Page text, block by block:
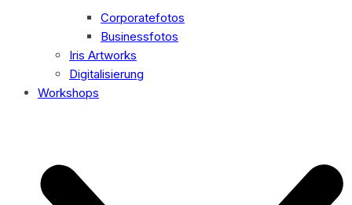
Corporatefotos
Businessfotos
Iris Artworks
Digitalisierung
Workshops